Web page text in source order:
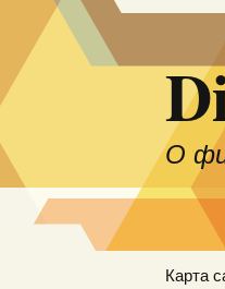
О
Карта